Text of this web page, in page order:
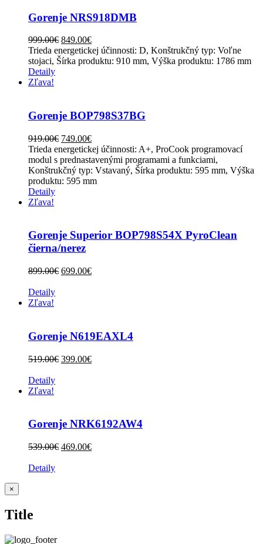
Gorenje NRS918DMB
999.00€ 849.00€
Trieda energetickej účinnosti: D, Konštrukčný typ: Voľne
stojaci, Šírka produktu: 910 mm, Výška produktu: 1786 mm
Detaily
Zľava!
Gorenje BOP798S37BG
919.00€ 749.00€
Trieda energetickej účinnosti: A+, ProCook programovací
modul s prednastavenými programami a funkciami,
Konštrukčný typ: Vstavaný, Šírka produktu: 595 mm, Výška
produktu: 595 mm
Detaily
Zľava!
Gorenje Superior BOP798S54X PyroClean
čierna/nerez
899.00€ 699.00€
Detaily
Zľava!
Gorenje N619EAXL4
519.00€ 399.00€
Detaily
Zľava!
Gorenje NRK6192AW4
539.00€ 469.00€
Detaily
Zatvoriť
rýchle
produktu
×
Title